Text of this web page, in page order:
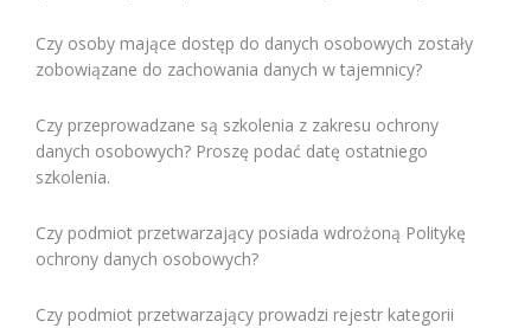
Czy osoby mające dostęp do danych osobowych zostały
zobowiązane do zachowania danych w tajemnicy?
Czy przeprowadzane są szkolenia z zakresu ochrony
danych osobowych? Proszę podać datę ostatniego
szkolenia.
Czy podmiot przetwarzający posiada wdrożoną Politykę
ochrony danych osobowych?
Czy podmiot przetwarzający prowadzi rejestr kategorii